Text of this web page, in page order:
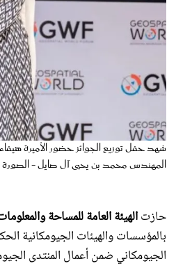
شهد حفل توزيع الجوائز حضور الأميرة
المهندس محمد بن يحيى آل صايل -
حازتالهيئة العامة للمساحة
بالمؤسسات والهيئات الجيومكانية
الجيومكاني ضمن أعمال المنتدى الجيومكاني العالمي 2025 المنعقد في العاصمة الإسبانية